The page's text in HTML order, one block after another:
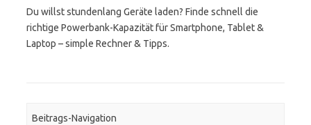
Du willst stundenlang Geräte laden? Finde schnell die
richtige Powerbank-Kapazität für Smartphone, Tablet &
Laptop – simple Rechner & Tipps.
Beitrags-Navigation